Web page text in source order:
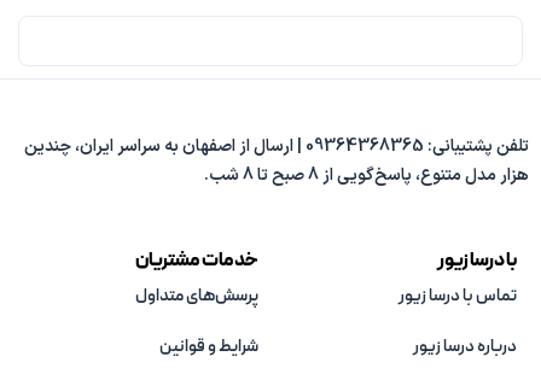
تلفن پشتیبانی: 09364368365 | ارسال از اصفهان به سراسر ایران، چندین
هزار مدل متنوع، پاسخ‌گویی از 8 صبح تا 8 شب.
با درسا زیور
تماس با درسا زیور
درباره درسا زیور
خدمات مشتریان
پرسش‌های متداول
شرایط و قوانین